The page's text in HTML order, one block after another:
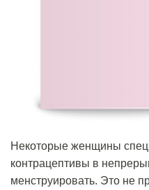
Некоторые женщины
контрацептивы в
менструировать. Это не